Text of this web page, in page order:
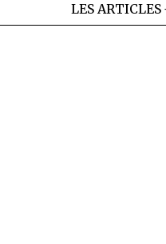
LES ARTICLES